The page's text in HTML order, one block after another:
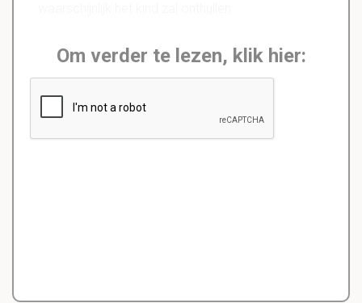
Om verder te lezen, klik hier: